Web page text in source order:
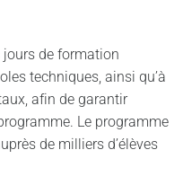
de formation
techniques, ainsi qu’à
afin de garantir
Le programme
de milliers d’élèves